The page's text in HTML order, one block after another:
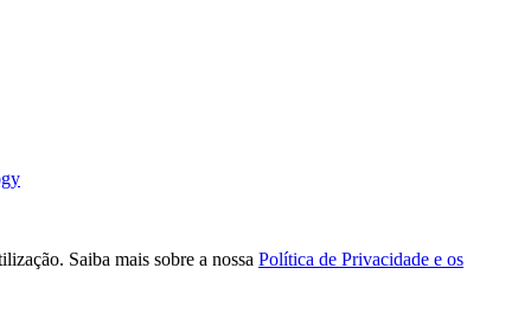
Saiba mais sobre a nossa Política de Privacidade e os